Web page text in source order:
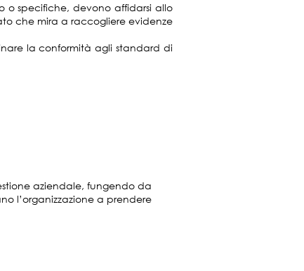
o specifiche, devono affidarsi allo
che mira a raccogliere evidenze
la conformità agli standard di
aziendale, fungendo da
l’organizzazione a prendere